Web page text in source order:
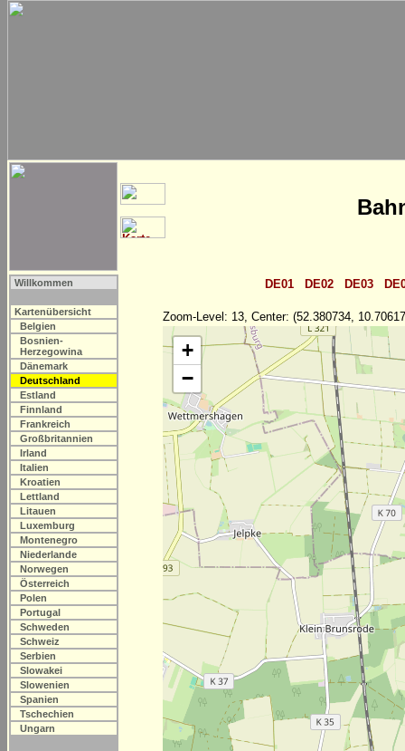
Willkommen
Kartenübersicht
Belgien
Bosnien-
Herzegowina
Dänemark
Deutschland
Estland
Finnland
Frankreich
Großbritannien
Irland
Italien
Kroatien
Lettland
Litauen
Luxemburg
Montenegro
Niederlande
Norwegen
Österreich
Polen
Portugal
Schweden
Schweiz
Serbien
Slowakei
Slowenien
Spanien
Tschechien
Ungarn
DE01 DE02 DE03
Zoom-Level: 13, Center: (52.380734,
+
−